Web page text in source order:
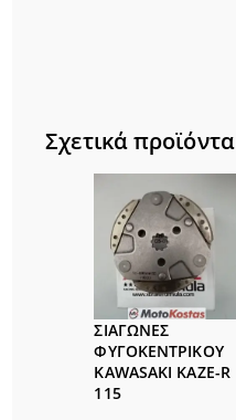
Σχετικά προϊόντα
ΣΙΑΓΩΝΕΣ
ΦΥΓΟΚΕΝΤΡΙΚΟΥ
KAWASAKI KAZE-R
115